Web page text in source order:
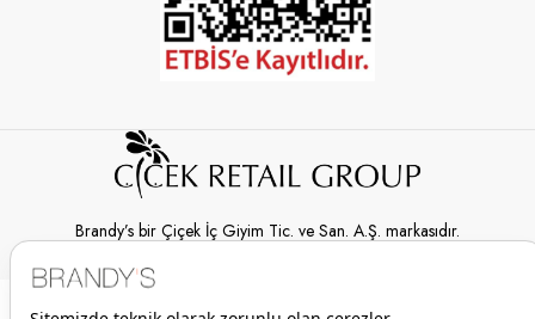
Brandy’s bir Çiçek İç Giyim Tic. ve San. A.Ş. markasıdır.
© 2026 Brandy’s | Her hakkı saklıdır.